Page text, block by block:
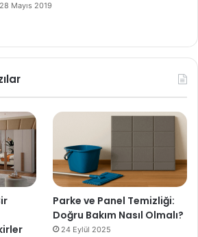
28 Mayıs 2019
Parke ve Panel Temizliği:
Doğru Bakım Nasıl Olmalı?
24 Eylül 2025